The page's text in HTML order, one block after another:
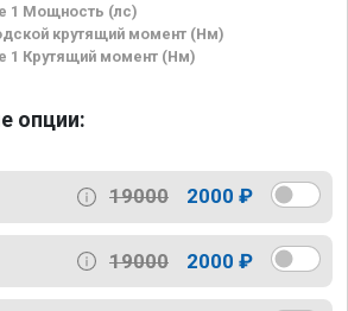
1 Мощность (лс)
крутящий момент (Нм)
1 Крутящий момент (Нм)
опции:
19000 2000 ₽
19000 2000 ₽